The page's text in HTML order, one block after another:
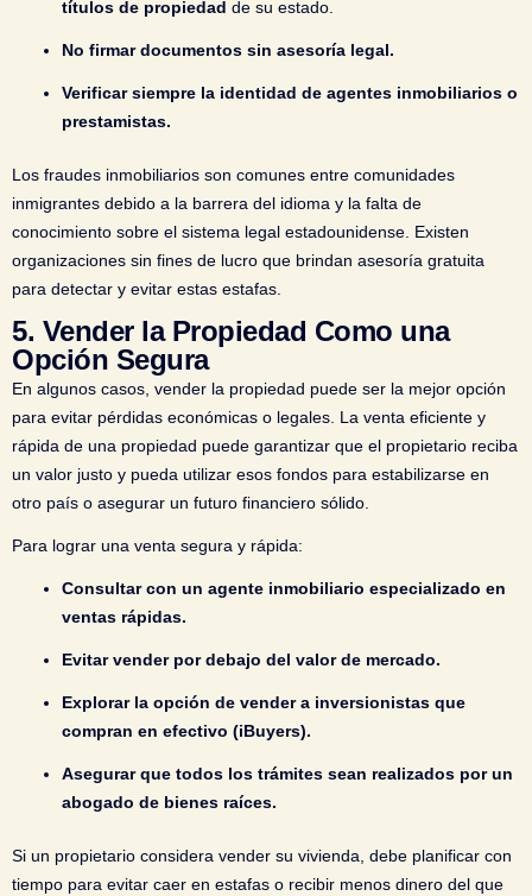
títulos de propiedad de su estado.
No firmar documentos sin asesoría legal.
Verificar siempre la identidad de agentes inmobiliarios o
prestamistas.
Los fraudes inmobiliarios son comunes entre comunidades
inmigrantes debido a la barrera del idioma y la falta de
conocimiento sobre el sistema legal estadounidense. Existen
organizaciones sin fines de lucro que brindan asesoría gratuita
para detectar y evitar estas estafas.
5. Vender la Propiedad Como una
Opción Segura
En algunos casos, vender la propiedad puede ser la mejor opción
para evitar pérdidas económicas o legales. La venta eficiente y
rápida de una propiedad puede garantizar que el propietario reciba
un valor justo y pueda utilizar esos fondos para estabilizarse en
otro país o asegurar un futuro financiero sólido.
Para lograr una venta segura y rápida:
Consultar con un agente inmobiliario especializado en
ventas rápidas.
Evitar vender por debajo del valor de mercado.
Explorar la opción de vender a inversionistas que
compran en efectivo (iBuyers).
Asegurar que todos los trámites sean realizados por un
abogado de bienes raíces.
Si un propietario considera vender su vivienda, debe planificar con
tiempo para evitar caer en estafas o recibir menos dinero del que